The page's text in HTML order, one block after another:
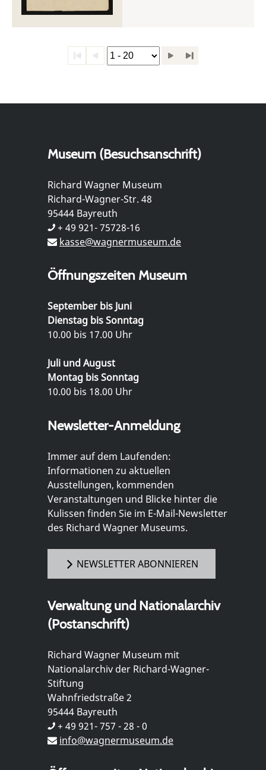
Museum (Besuchsanschrift)
Richard Wagner Museum
Richard-Wagner-Str. 48
95444 Bayreuth
+ 49 921- 75728-16
kasse@wagnermuseum.de
Öffnungszeiten Museum
September bis Juni
Dienstag bis Sonntag
10.00 bis 17.00 Uhr
Juli und August
Montag bis Sonntag
10.00 bis 18.00 Uhr
Newsletter-Anmeldung
Immer auf dem Laufenden:
Informationen zu aktuellen
Ausstellungen, kommenden
Veranstaltungen und Blicke hinter die
Kulissen finden Sie im E-Mail-Newsletter
des Richard Wagner Museums.
NEWSLETTER ABONNIEREN
Verwaltung und Nationalarchiv
(Postanschrift)
Richard Wagner Museum mit
Nationalarchiv der Richard-Wagner-
Stiftung
Wahnfriedstraße 2
95444 Bayreuth
+ 49 921- 757 - 28 - 0
info@wagnermuseum.de